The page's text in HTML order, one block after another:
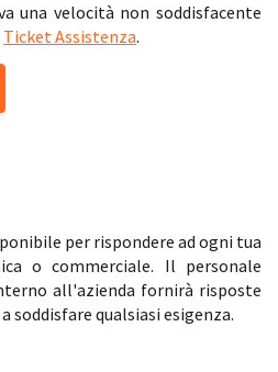
una velocità non soddisfacente
Ticket Assistenza.
per rispondere ad ogni tua
o commerciale. Il personale
all'azienda fornirà risposte
soddisfare qualsiasi esigenza.